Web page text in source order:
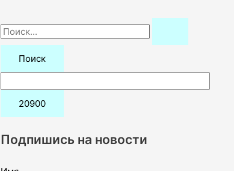
П
о
:
Подпишись на новости